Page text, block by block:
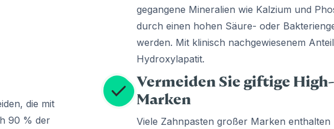
gegangene Mineralien wie Kalzium und
durch einen hohen Säure- oder
werden. Mit klinisch nachgewiesenem
Hydroxylapatit.
die mit
90 % der
Vermeiden Sie giftige
Marken
Viele Zahnpasten großer Marken enthalten